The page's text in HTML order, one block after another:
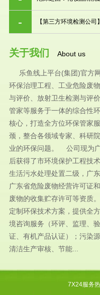
【第三方环境检测公
关于我们 About us
乐鱼线上平台(集团)官方网
环保治理工程、工业危险废
与评价、放射卫生检测与评
管家等服务于一体的综合性
核心，打造全方位环保管家
颈，整合各领域专家、科研
业的环保问题。 公司现为
后获得了市环境保护工程技
生活污水处理处置二级，广
广东省危险废物经营许可证
废物的收集贮存许可等资
定制环保技术方案，提供全
境咨询服务（环评、监理、
证、有机产品认证）；污染
清洁生产审核、节能...
7X24服务